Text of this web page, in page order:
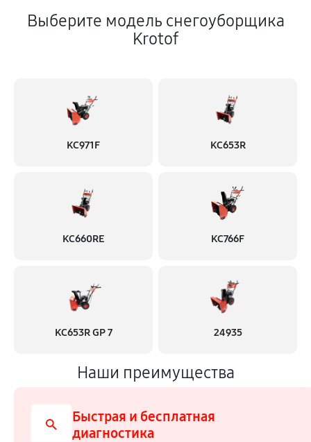
Выберите модель снегоуборщика
Krotof
KC971F KC653R
KC660RE KC766F
KC653R GP 7 24935
Наши преимущества
Быстрая и бесплатная
диагностика